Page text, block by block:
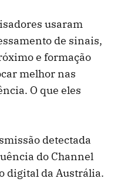
usaram
de sinais,
e formação
melhor nas
O que eles
detectada
do Channel
digital da Austrália.